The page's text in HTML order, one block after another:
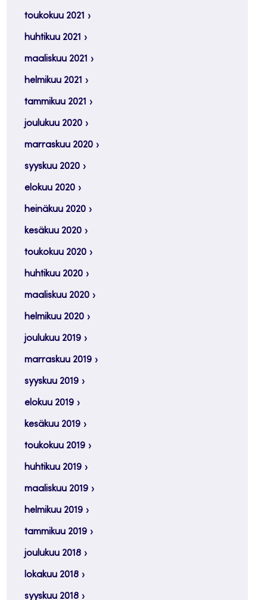
toukokuu 2021
huhtikuu 2021
maaliskuu 2021
helmikuu 2021
tammikuu 2021
joulukuu 2020
marraskuu 2020
syyskuu 2020
elokuu 2020
heinäkuu 2020
kesäkuu 2020
toukokuu 2020
huhtikuu 2020
maaliskuu 2020
helmikuu 2020
joulukuu 2019
marraskuu 2019
syyskuu 2019
elokuu 2019
kesäkuu 2019
toukokuu 2019
huhtikuu 2019
maaliskuu 2019
helmikuu 2019
tammikuu 2019
joulukuu 2018
lokakuu 2018
syyskuu 2018